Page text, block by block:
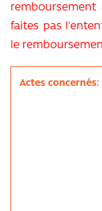
remboursement
faites pas
le
Actes concernés: